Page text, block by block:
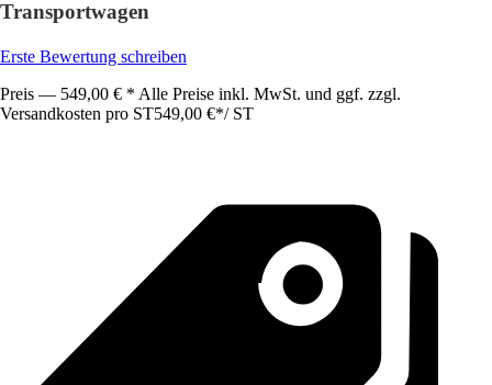
Transportwagen
Erste Bewertung schreiben
Preis — 549,00 € * Alle Preise inkl. MwSt. und ggf. zzgl.
Versandkosten pro ST549,00 €*/ ST